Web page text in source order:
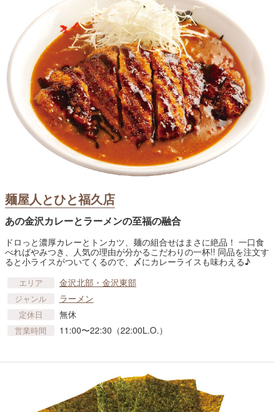
麺屋人とひと福久店
あの金沢カレーとラーメンの至福の融合
ドロっと濃厚カレーとトンカツ、麺の組合せはまさに絶品！ 一口食
べればやみつき、人気の理由が分かるこだわりの一杯!! 同品を注文す
ると小ライスがついてくるので、〆にカレーライスも味わえる♪
エリア 金沢北部・金沢東部
ジャンル ラーメン
定休日 無休
営業時間 11:00〜22:30（22:00L.O.）